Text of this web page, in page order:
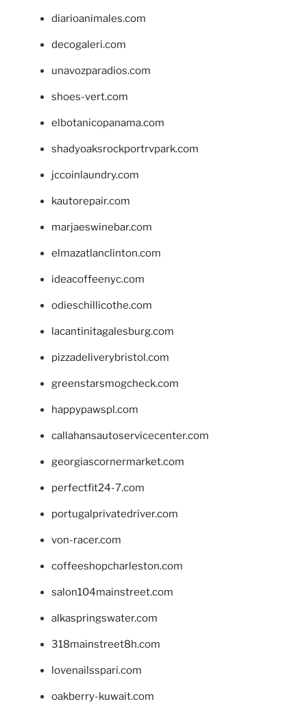
diarioanimales.com
decogaleri.com
unavozparadios.com
shoes-vert.com
elbotanicopanama.com
shadyoaksrockportrvpark.com
jccoinlaundry.com
kautorepair.com
marjaeswinebar.com
elmazatlanclinton.com
ideacoffeenyc.com
odieschillicothe.com
lacantinitagalesburg.com
pizzadeliverybristol.com
greenstarsmogcheck.com
happypawspl.com
callahansautoservicecenter.com
georgiascornermarket.com
perfectfit24-7.com
portugalprivatedriver.com
von-racer.com
coffeeshopcharleston.com
salon104mainstreet.com
alkaspringswater.com
318mainstreet8h.com
lovenailsspari.com
oakberry-kuwait.com